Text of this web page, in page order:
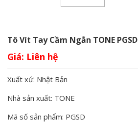
Tô Vít Tay Cầm Ngắn TONE PGSD
Giá:
Xuất xứ: Nhật Bản
Nhà sản xuất: TONE
Mã số sản phẩm: PGSD